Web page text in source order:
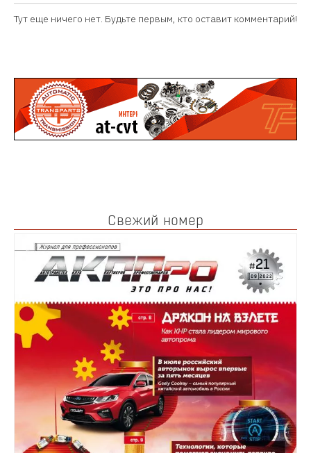
Тут еще ничего нет. Будьте первым, кто оставит комментарий!
Свежий номер